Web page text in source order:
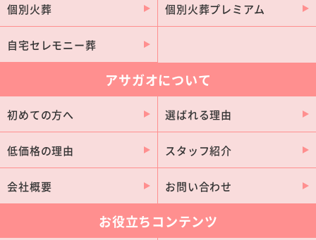
個別火葬 個別火葬プレミアム
自宅セレモニー葬
アサガオについて
初めての方へ 選ばれる理由
低価格の理由 スタッフ紹介
会社概要 お問い合わせ
お役立ちコンテンツ